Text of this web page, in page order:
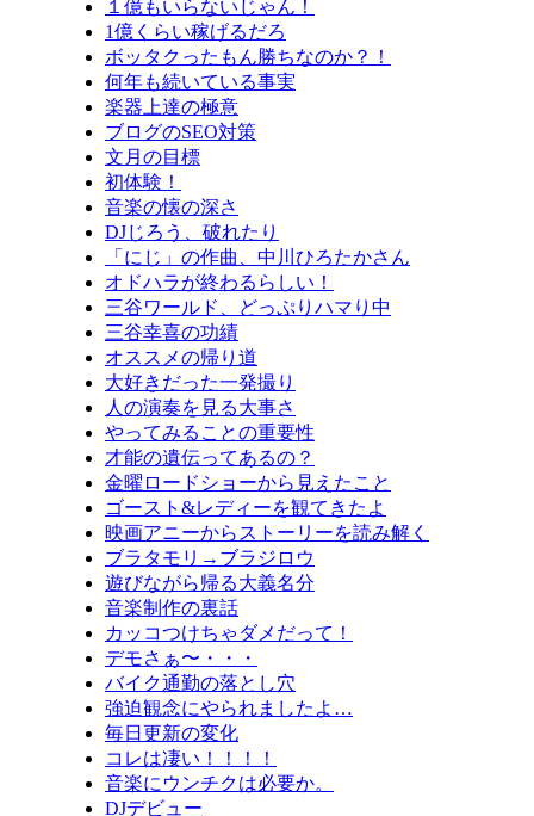
１億もいらないじゃん！
1億くらい稼げるだろ
ボッタクったもん勝ちなのか？！
何年も続いている事実
楽器上達の極意
ブログのSEO対策
文月の目標
初体験！
音楽の懐の深さ
DJじろう、破れたり
「にじ」の作曲、中川ひろたかさん
オドハラが終わるらしい！
三谷ワールド、どっぷりハマり中
三谷幸喜の功績
オススメの帰り道
大好きだった一発撮り
人の演奏を見る大事さ
やってみることの重要性
才能の遺伝ってあるの？
金曜ロードショーから見えたこと
ゴースト&レディーを観てきたよ
映画アニーからストーリーを読み解く
ブラタモリ→ブラジロウ
遊びながら帰る大義名分
音楽制作の裏話
カッコつけちゃダメだって！
デモさぁ〜・・・
バイク通勤の落とし穴
強迫観念にやられましたよ…
毎日更新の変化
コレは凄い！！！！
音楽にウンチクは必要か。
DJデビュー